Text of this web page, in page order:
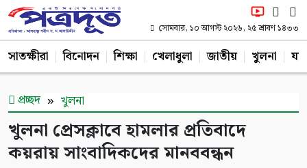
সোমবার, ১০ আগস্ট ২০২৬, ২৫ শ্রাবণ ১৪৩৩
সাতক্ষীরা বিনোদন শিক্ষা খেলাধুলা জাতীয় খুলনা
প্রচ্ছদ খুলনা
খুলনা প্রেসক্লাবে হামলার প্রতিবাদে
কয়রায় সাংবাদিকদের মানববন্ধন